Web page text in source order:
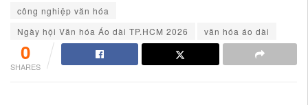
công nghiệp văn hóa
Ngày hội Văn hóa Áo dài TP.HCM 2026
văn hóa áo dài
0
SHARES